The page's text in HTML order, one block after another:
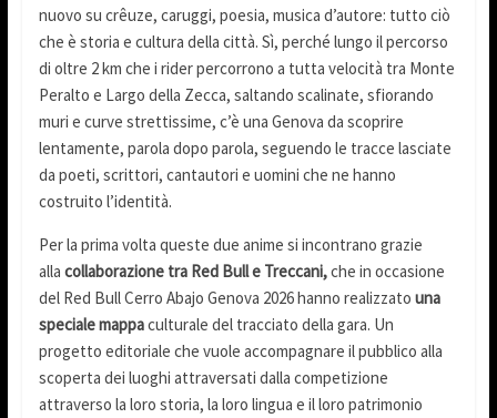
nuovo su crêuze, caruggi, poesia, musica d’autore: tutto ciò
che è storia e cultura della città. Sì, perché lungo il percorso
di oltre 2 km che i rider percorrono a tutta velocità tra Monte
Peralto e Largo della Zecca, saltando scalinate, sfiorando
muri e curve strettissime, c’è una Genova da scoprire
lentamente, parola dopo parola, seguendo le tracce lasciate
da poeti, scrittori, cantautori e uomini che ne hanno
costruito l’identità.
Per la prima volta queste due anime si incontrano grazie
alla collaborazione tra Red Bull e Treccani,che in occasione
del Red Bull Cerro Abajo Genova 2026 hanno realizzato una
speciale mappaculturale del tracciato della gara. Un
progetto editoriale che vuole accompagnare il pubblico alla
scoperta dei luoghi attraversati dalla competizione
attraverso la loro storia, la loro lingua e il loro patrimonio